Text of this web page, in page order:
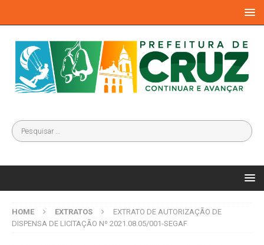
HOME EXTRATOS
EXTRATO DE AUTORIZAÇÃO DE
DISPENSA DE LICITAÇÃO Nº 2021.08.05/001-SEGAF